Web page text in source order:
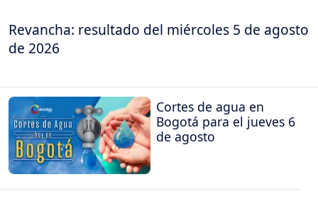
Revancha: resultado del miércoles 5 de agosto
de 2026
Cortes de agua en
Bogotá para el jueves 6
de agosto